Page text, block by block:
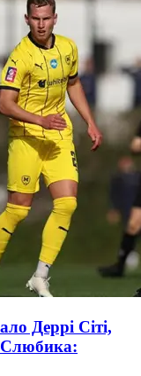
Деррі Сіті,
Слюбика: